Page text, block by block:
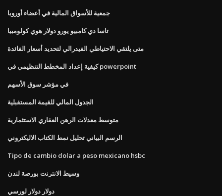
جمعية للأسواق المالية في أعضاء أوروبا
تاسا دي كامبيو يورو دولار هوي كولومبيا
متى يلتقي الاحتياطي الفيدرالي لتحديد أسعار الفائدة
كيفية إعداد المخطط التنظيمي في powerpoint
في مؤشر سوق الأسهم
الجدول المالي للقيمة المستقبلية
متوسط ​​معدلات الرهن العقاري الاستثمارية
الرسم البياني تحليل نمط الكتاب الاليكتروني
Tipo de cambio dolar a peso mexicano hsbc
وسيط الانترنت بورصة لندن
دولار دولار لورسي